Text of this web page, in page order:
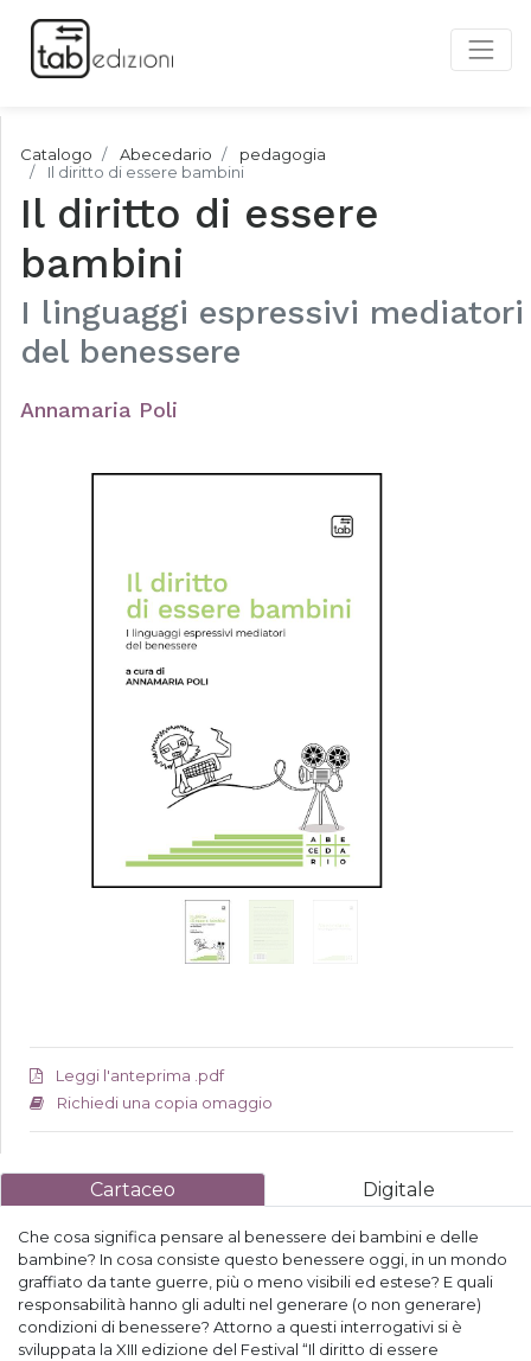
Catalogo Abecedario
pedagogia
Il diritto di essere bambini
Il diritto di essere
bambini
I linguaggi espressivi mediatori
del benessere
Annamaria Poli
Leggi l'anteprima .pdf
Richiedi una copia omaggio
Cartaceo Digitale
Che cosa significa pensare al benessere dei bambini e delle
bambine? In cosa consiste questo benessere oggi, in un mondo
graffiato da tante guerre, più o meno visibili ed estese? E quali
responsabilità hanno gli adulti nel generare (o non generare)
condizioni di benessere? Attorno a questi interrogativi si è
sviluppata la XIII edizione del Festival “Il diritto di essere